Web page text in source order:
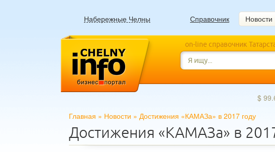
Набережные Челны Справочник Новости
on-line справочник
$
Главная » Новости » Достижения «КАМАЗа» в 2017 году
Достижения «КАМАЗа» в